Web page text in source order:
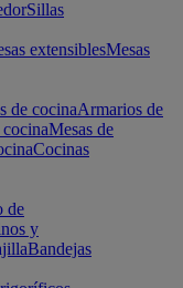
Sillas
extensiblesMesas
de cocinaArmarios de
Mesas de
Cocinas
de
y
Bandejas